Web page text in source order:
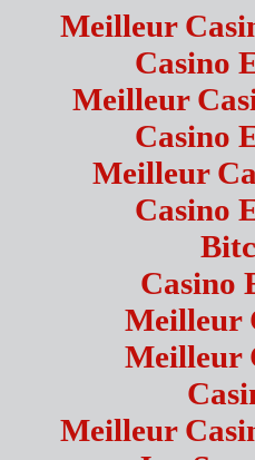
Meilleur
Casino
Meilleur
Casino
Meilleur
Casino
Casino
Meilleur
Meilleur
Meilleur